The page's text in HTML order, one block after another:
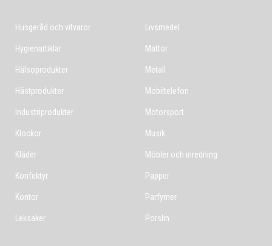
Husgeråd och vitvaror
Hygienartiklar
Hälsoprodukter
Hästprodukter
Industriprodukter
Klockor
Kläder
Konfektyr
Kontor
Leksaker
Livsmedel
Mattor
Metall
Mobiltelefon
Motorsport
Musik
Möbler och inredning
Papper
Parfymer
Porslin